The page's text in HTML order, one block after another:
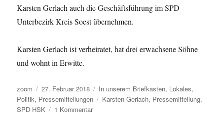
Karsten Gerlach auch die Geschäftsführung im SPD
Unterbezirk Kreis Soest übernehmen.
Karsten Gerlach ist verheiratet, hat drei erwachsene Söhne
und wohnt in Erwitte.
Autor
zoom
Veröffentlicht
am
27. Februar 2018 Kategorien
In unserem Briefkasten, Lokales,
Politik, Pressemitteilungen Schlagwörter
Karsten Gerlach, Pressemitteilung,
SPD HSK
1 Kommentarzu